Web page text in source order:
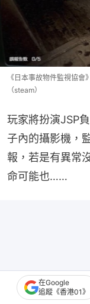
《日本事故物件監視協
（steam）
玩家將扮演JSP
子內的攝影機，
報，若是有異常
命可能也……
在Google
追蹤《香港01》